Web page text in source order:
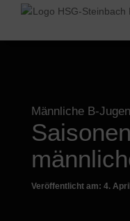
Männliche B-
Veröffentlicht am: 4.